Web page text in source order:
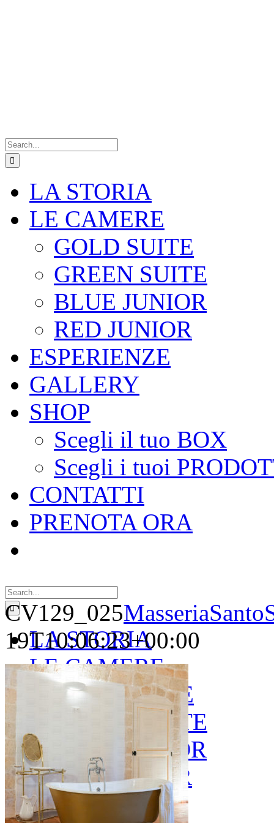
for:
LA STORIA
LE CAMERE
GOLD SUITE
GREEN SUITE
BLUE JUNIOR
RED JUNIOR
ESPERIENZE
GALLERY
SHOP
Scegli il tuo BOX
Scegli i tuoi
CONTATTI
PRENOTA ORA
for:
LA STORIA
LE CAMERE
GOLD SUITE
GREEN SUITE
BLUE JUNIOR
RED JUNIOR
ESPERIENZE
CV129_025
19T10:06:23+00:00